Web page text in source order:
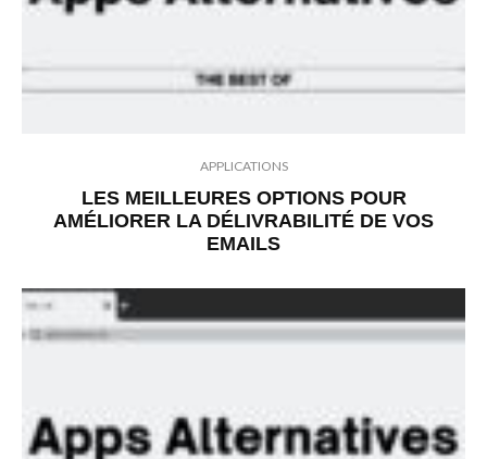
APPLICATIONS
LES MEILLEURES OPTIONS POUR
AMÉLIORER LA DÉLIVRABILITÉ DE VOS
EMAILS